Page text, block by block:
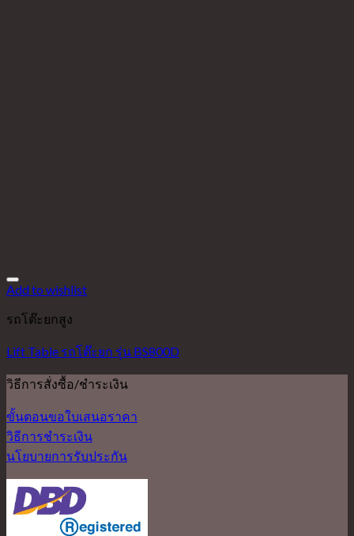
Add to wishlist
รถโต๊ะยกสูง
Lift Table รถโต๊ะยก รุ่น BS800D
วิธีการสั่งซื้อ/ชำระเงิน
ขั้นตอนขอใบเสนอราคา
วิธีการชำระเงิน
นโยบายการรับประกัน